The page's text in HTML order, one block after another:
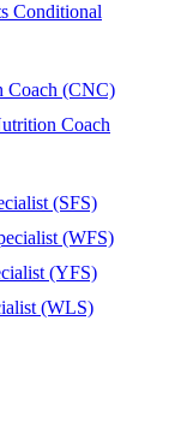
Conditional
Coach (CNC)
Coach
(SFS)
(WFS)
(YFS)
(WLS)